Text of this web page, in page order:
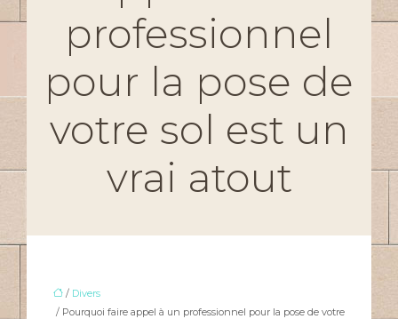
professionnel
pour la pose de
votre sol est un
vrai atout
/ Divers
/ Pourquoi faire appel à un professionnel pour la pose de votre